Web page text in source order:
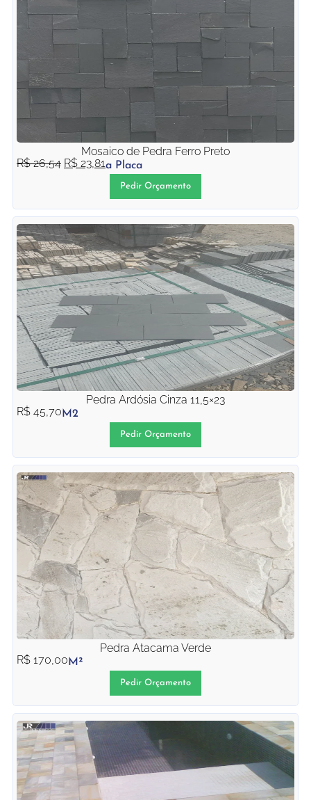
Mosaico de Pedra Ferro Preto
R$26,54 R$ 23,81a Placa
Pedir Orçamento
Pedra Ardósia Cinza 11,5×23
R$ 45,70M2
Pedir Orçamento
Pedra Atacama Verde
R$ 170,00M²
Pedir Orçamento